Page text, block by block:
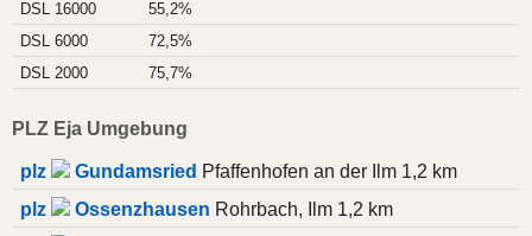
DSL 16000
55,2%
DSL 6000
72,5%
DSL 2000
75,7%
PLZ Eja Umgebung
plz Gundamsried Pfaffenhofen an der Ilm 1,2 km
plz
Ossenzhausen Rohrbach, Ilm 1,2 km